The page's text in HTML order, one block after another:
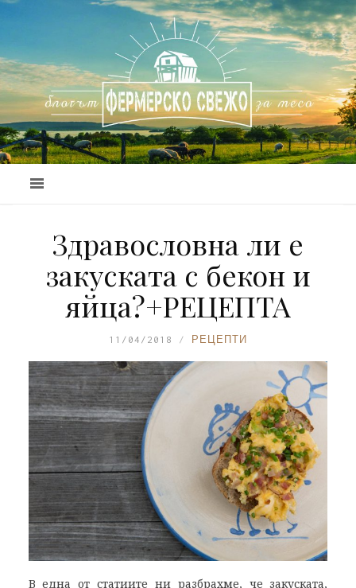
Здравословна ли е
закуската с бекон и
яйца?+РЕЦЕПТА
11/04/2018 РЕЦЕПТИ
В една от статиите ни разбрахме, че закуската,